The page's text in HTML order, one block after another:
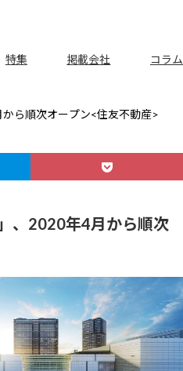
特集 掲載会社 コラム
ら順次オープン<住友不動産>
、2020年4月から順次